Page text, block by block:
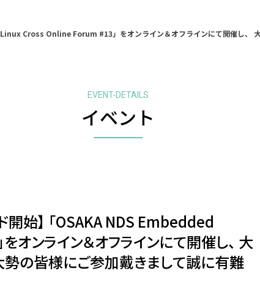
Cross Online Forum #13」をオンライン＆オフラインにて開催し、
EVENT-DETAILS
イベント
始】 「OSAKA NDS Embedded
ンライン＆オフラインにて開催し、 大
勢の皆様にご参加戴きまして誠に有難